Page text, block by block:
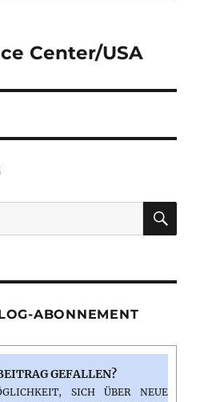
Center/USA
ABONNEMENT
GEFALLEN?
SICH ÜBER NEUE